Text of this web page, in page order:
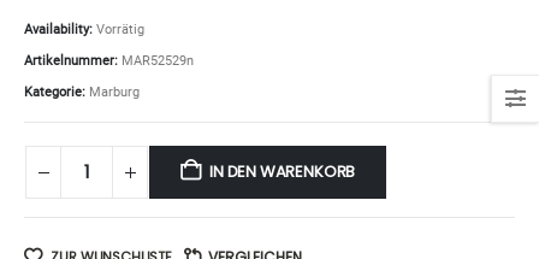
Availability: Vorrätig
Artikelnummer: MAR52529n
Kategorie: Marburg
IN DEN WARENKORB